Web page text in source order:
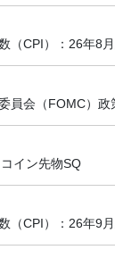
（CPI）：26年8
員会（FOMC）政
コイン先物SQ
（CPI）：26年9